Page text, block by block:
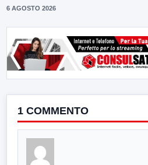
6 AGOSTO 2026
1 COMMENTO